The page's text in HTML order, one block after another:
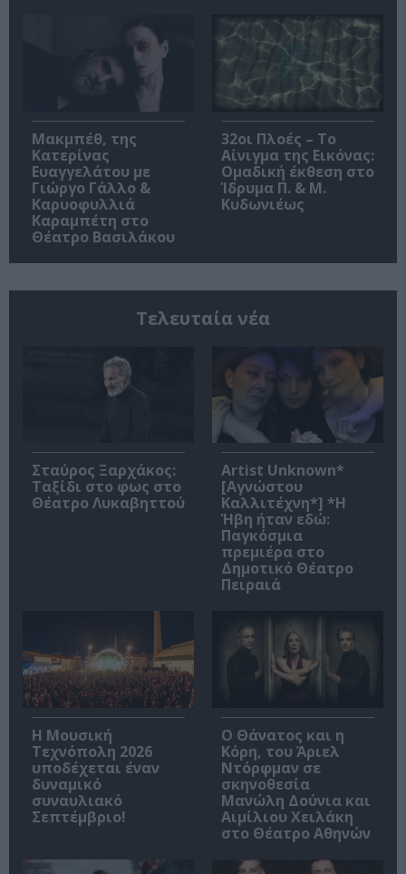
Μακμπέθ, της
Κατερίνας
Ευαγγελάτου με
Γιώργο Γάλλο &
Καρυοφυλλιά
Καραμπέτη στο
Θέατρο Βασιλάκου
32οι Πλοές – Το
Αίνιγμα της Εικόνας:
Ομαδική έκθεση στο
Ίδρυμα Π. & Μ.
Κυδωνιέως
Τελευταία νέα
Σταύρος Ξαρχάκος:
Ταξίδι στο φως στο
Θέατρο Λυκαβηττού
Artist Unknown*
[Αγνώστου
Καλλιτέχνη*] *Η
Ήβη ήταν εδώ:
Παγκόσμια
πρεμιέρα στο
Δημοτικό Θέατρο
Πειραιά
Η Μουσική
Τεχνόπολη 2026
υποδέχεται έναν
δυναμικό
συναυλιακό
Σεπτέμβριο!
Ο Θάνατος και η
Κόρη, του Άριελ
Ντόρφμαν σε
σκηνοθεσία
Μανώλη Δούνια και
Αιμίλιου Χειλάκη
στο Θέατρο Αθηνών